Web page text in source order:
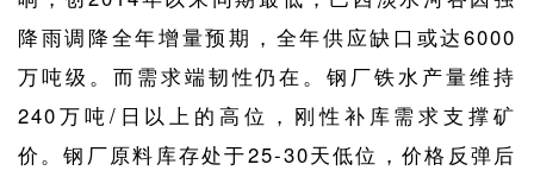
降雨调降全年增量预期，全年供应缺口或达6000
万吨级。而需求端韧性仍在。钢厂铁水产量维持
240万吨/日以上的高位，刚性补库需求支撑矿
价。钢厂原料库存处于25-30天低位，价格反弹后